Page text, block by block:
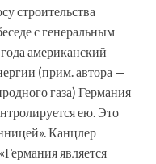
строительства
с генеральным
американский
(прим. автора —
газа) Германия
ею. Это
Канцлер
является